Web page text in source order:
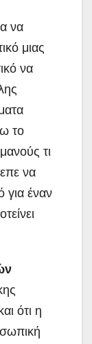
να
μιας
να
το
τι
να
έναν
ότι η